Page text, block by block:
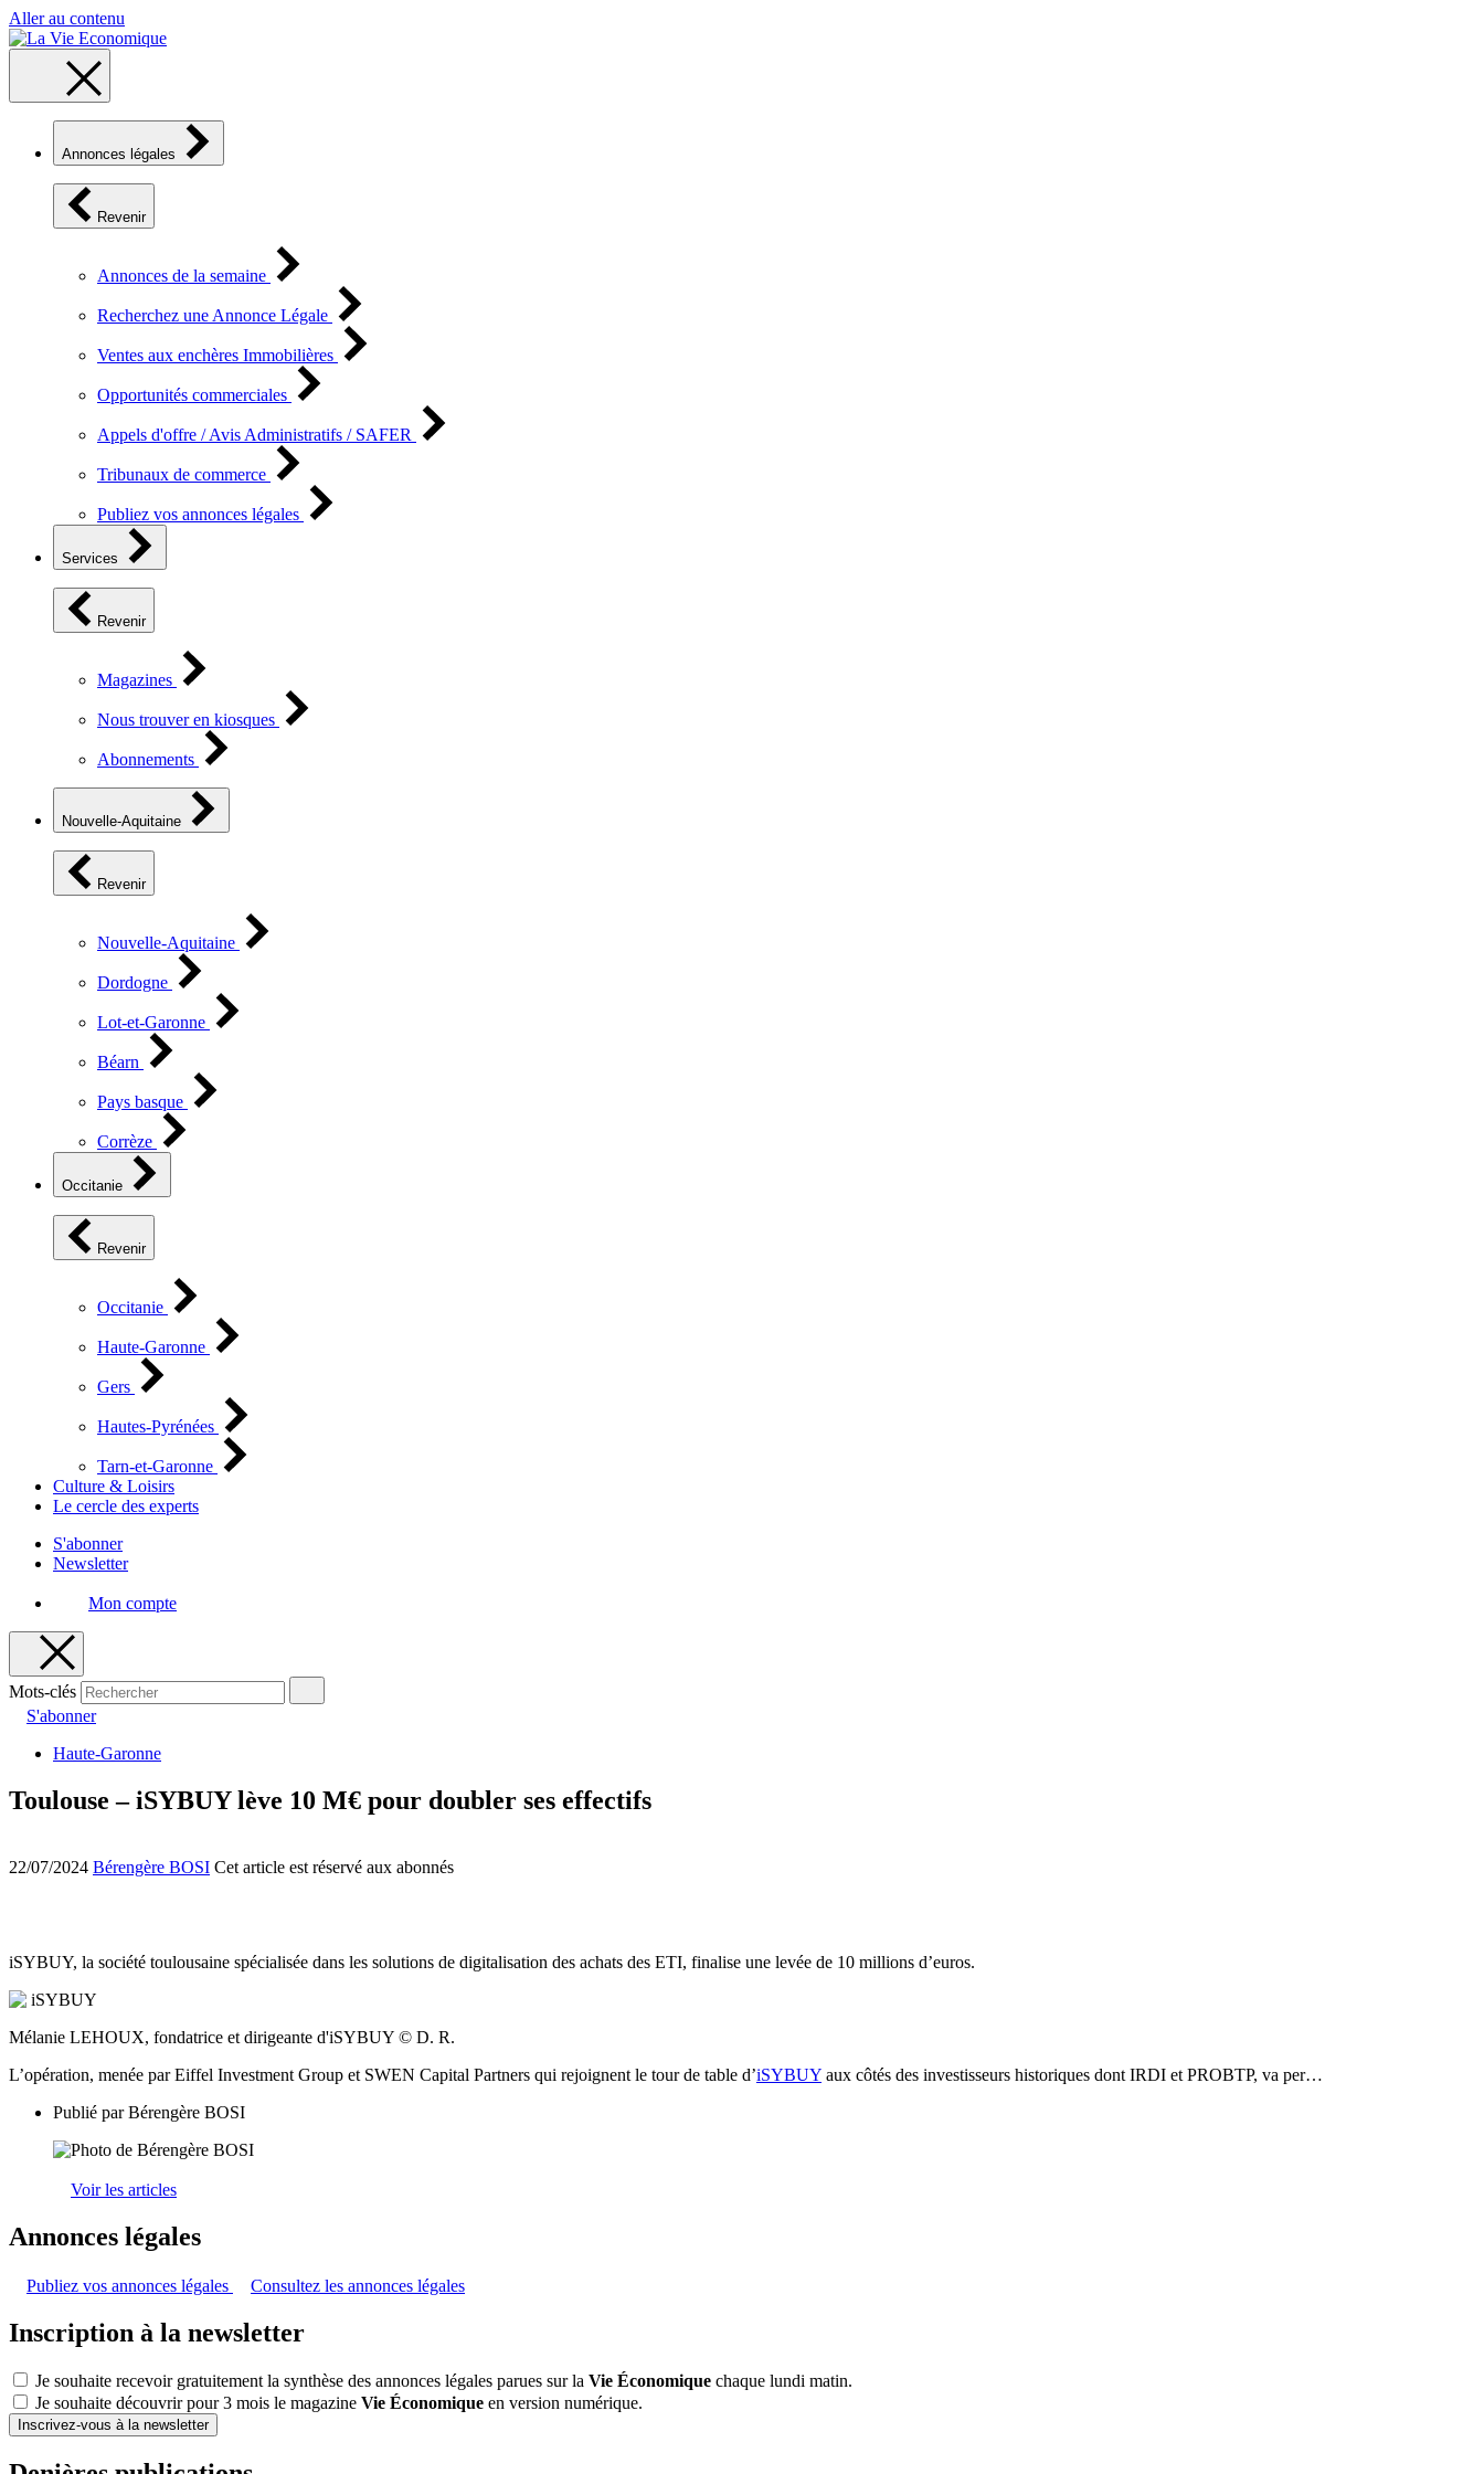
Aller au contenu
Annonces légales
Revenir
Annonces de la semaine
Recherchez une Annonce Légale
Ventes aux enchères Immobilières
Opportunités commerciales
Appels d'offre / Avis Administratifs / SAFER
Tribunaux de commerce
Publiez vos annonces légales
Services
Revenir
Magazines
Nous trouver en kiosques
Abonnements
Nouvelle-Aquitaine
Revenir
Nouvelle-Aquitaine
Dordogne
Lot-et-Garonne
Béarn
Pays basque
Corrèze
Occitanie
Revenir
Occitanie
Haute-Garonne
Gers
Hautes-Pyrénées
Tarn-et-Garonne
Culture & Loisirs
Le cercle des experts
S'abonner
Newsletter
Mon compte
Mots-clés
S'abonner
Haute-Garonne
Toulouse – iSYBUY lève 10 M€ pour doubler ses effectifs
22/07/2024 Bérengère BOSI Cet article est réservé aux abonnés
iSYBUY, la société toulousaine spécialisée dans les solutions de digitalisation des achats des ETI, finalise une levée de 10 millions d’euros.
Mélanie LEHOUX, fondatrice et dirigeante d'iSYBUY © D. R.
L’opération, menée par Eiffel Investment Group et SWEN Capital Partners qui rejoignent le tour de table d’iSYBUY aux côtés des investisseurs historiques dont IRDI et PROBTP, va per…
Publié parBérengère BOSI
Voir les articles
Annonces légales
Publiez vos annonces légales Consultez les annonces légales
Inscription à la newsletter
Je souhaite recevoir gratuitement la synthèse des annonces légales parues sur la Vie Économique chaque lundi matin.
Je souhaite découvrir pour 3 mois le magazine Vie Économique en version numérique.
Inscrivez-vous à la newsletter